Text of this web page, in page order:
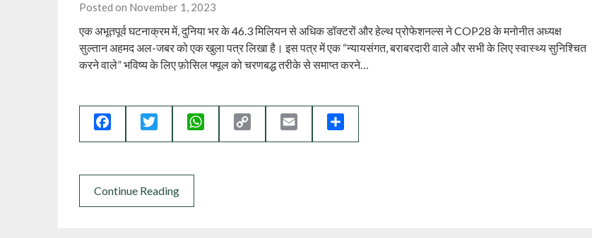
Posted on November 1, 2023
एक अभूतपूर्व घटनाक्रम में, दुनिया भर के 46.3 मिलियन से अधिक डॉक्टरों और हेल्थ प्रोफेशनल्स ने COP28 के मनोनीत अध्यक्ष
सुल्तान अहमद अल-जबर को एक खुला पत्र लिखा है। इस पत्र में एक “न्यायसंगत, बराबरदारी वाले और सभी के लिए स्वास्थ्य सुनिश्चित
करने वाले” भविष्य के लिए फ़ोसिल फ्यूल को चरणबद्ध तरीके से समाप्त करने…
Facebook Twitter WhatsApp
Link
Continue Reading